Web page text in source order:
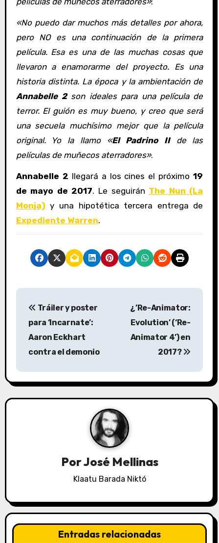
«No puedo dar muchos más detalles por ahora,
pero NO es una continuación de la primera
película. Esa es una de las muchas cosas que
llevaron a enamorarme del proyecto. Es una
historia distinta. La época y la ambientación de
Annabelle 2son ideales para una película de
terror. El guión es muy bueno, y creo que será
una secuela muchísimo mejor que la película
original. Yo la llamo «El Padrino IIde las
películas de muñecos aterradores».
Annabelle 2 llegará a los cines el próximo19
de mayo de 2017. Le seguirán The Nun (La
Monja) y una hipotética tercera entrega de
Expediente Warren.
N
g
a
d
e
e
Tráiler y poster
para ‘Incarnate’:
Aaron Eckhart
contra el demonio
¿’Re-Animator:
Evolution’ (‘Re-
Animator 4’) en
2017?
PorJosé Mellinas
Klaatu Barada Niktó
Entradas relacionadas